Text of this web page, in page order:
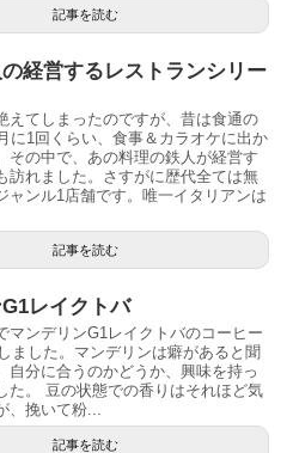
記事を読む
経営するレストランシリー
えてしまったのですが、昔は食通の
に1回くらい、食事＆カラオケに出か
その中で、あの料理の鉄人が経営す
訪れました。さすがに歴代全ては無
ャンル1店舗です。唯一イタリアンは
記事を読む
レイクトバ
マンデリンG1レイクトバのコーヒー
ました。マンデリンは癖があると聞
自分に合うのかどうか、興味を持っ
た。 豆の状態での香りはそれほど気
、挽いて粉...
記事を読む